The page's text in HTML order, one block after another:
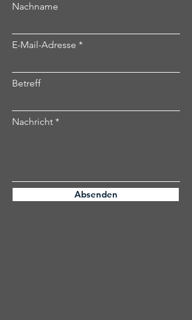
Nachname
E-Mail-Adresse
Betreff
Nachricht
Absenden